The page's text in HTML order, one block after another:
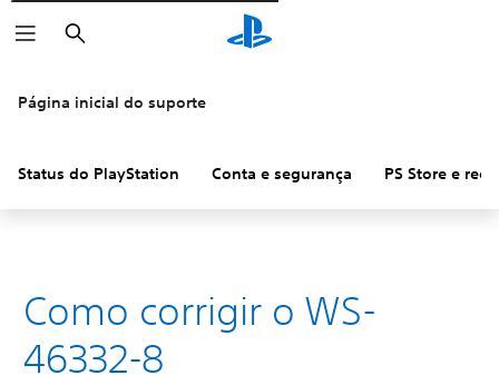
Pesquisar
Página inicial do suporte
Status do PlayStation Conta e segurança PS Store e
Como corrigir o WS-
46332-8